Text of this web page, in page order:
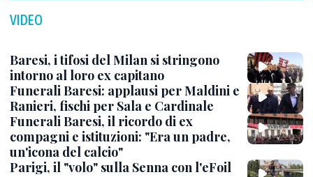
VIDEO
Baresi, i tifosi del Milan si stringono
intorno al loro ex capitano
Funerali Baresi: applausi per Maldini e
Ranieri, fischi per Sala e Cardinale
Funerali Baresi, il ricordo di ex
compagni e istituzioni: "Era un padre,
un'icona del calcio"
Parigi, il "volo" sulla Senna con l'eFoil